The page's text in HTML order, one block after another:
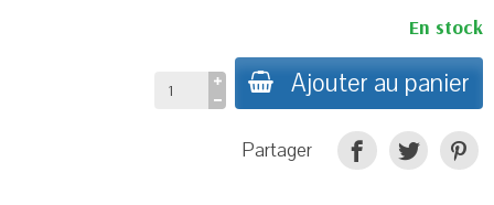
En stock
Ajouter au panier
Partager